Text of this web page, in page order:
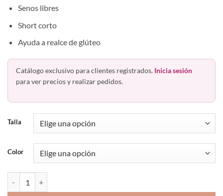
Senos libres
Short corto
Ayuda a realce de glúteo
Catálogo exclusivo para clientes registrados. Inicia sesión
para ver precios y realizar pedidos.
Talla
Color